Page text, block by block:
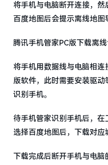
将手机与电脑断开连接，
百度地图后会提示离线地图
腾讯手机管家PC版下载离
将手机用数据线与电脑相
版软件，此时需要安装驱
识别手机。
待手机管家识别手机后，在
选择百度地图后，下载对应
下载完成后断开手机与电